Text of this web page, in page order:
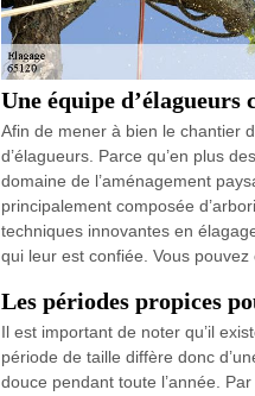
Une équipe
Afin de mener à bien le chantier
d’élagueurs. Parce qu’en plus
domaine de l’aménagement
principalement composée
techniques innovantes en
qui leur est confiée. Vous
Les périodes propices
Il est important de noter qu’il
période de taille diffère donc
douce pendant toute l’année.